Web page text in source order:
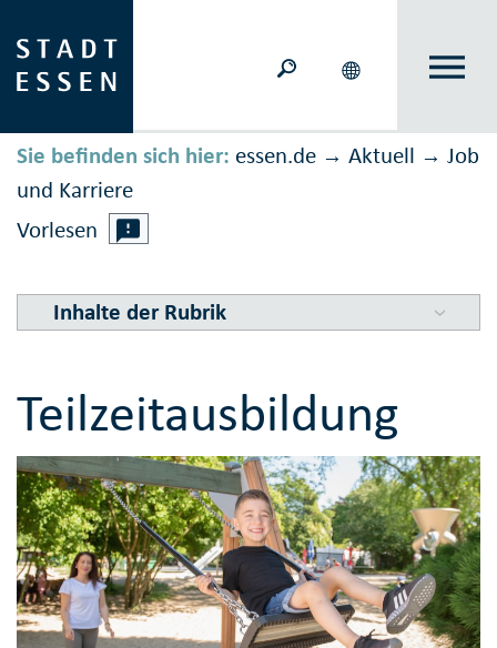
Sie befinden sich hier: essen.de → Aktuell → Job
und Karriere
Vorlesen
Inhalte der Rubrik
Teilzeitausbildung